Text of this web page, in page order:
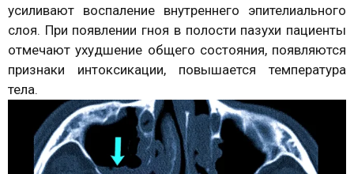
усиливают воспаление внутреннего эпителиального
слоя. При появлении гноя в полости пазухи пациенты
отмечают ухудшение общего состояния, появляются
признаки интоксикации, повышается температура
тела.